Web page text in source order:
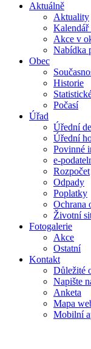
Aktuálně
Aktuality
Kalendář
Akce v
Nabídka
Obec
Historie
Počasí
Úřad
Úřední
Úřední
Povinné
e-
Rozpočet
Odpady
Poplatky
Ochrana
Životní
Fotogalerie
Akce
Ostatní
Kontakt
Důležité
Napište
Anketa
Mapa
Mobilní